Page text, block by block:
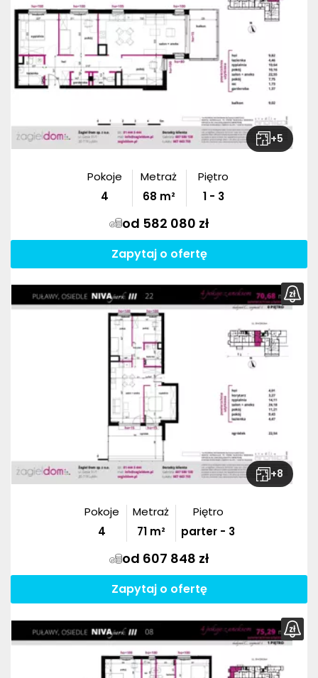
+5
Pokoje
4
Metraż
68 m²
Piętro
1 - 3
od 582 080 zł
Zapytaj o ofertę
+8
Pokoje
4
Metraż
71m²
Piętro
parter - 3
od 607 848 zł
Zapytaj o ofertę